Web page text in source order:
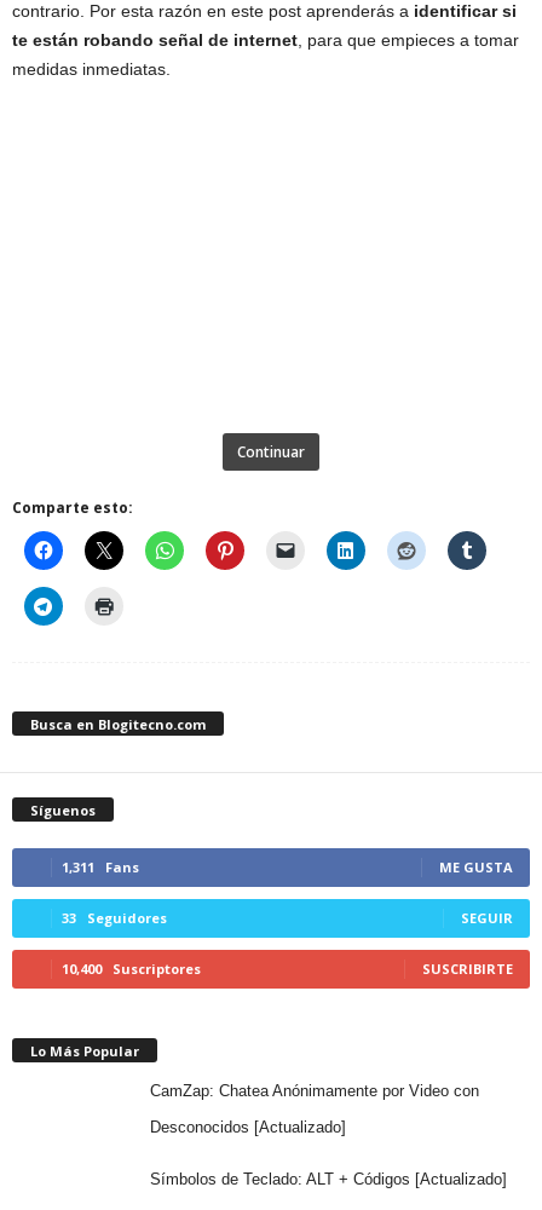
contrario. Por esta razón en este post aprenderás a identificar si
te están robando señal de internet , para que empieces a tomar
medidas inmediatas.
Continuar
Comparte esto:
Busca en Blogitecno.com
Síguenos
1,311 Fans ME GUSTA
33 Seguidores SEGUIR
10,400 Suscriptores SUSCRIBIRTE
Lo Más Popular
CamZap: Chatea Anónimamente por Video con
Desconocidos [Actualizado]
Símbolos de Teclado: ALT + Códigos [Actualizado]